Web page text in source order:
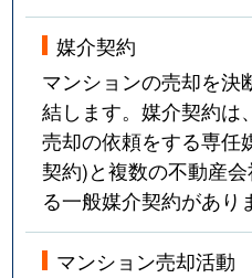
媒介契約
マンションの売却を決
結します。媒介契約は
売却の依頼をする専任
契約)と複数の不動産
る一般媒介契約があり
マンション売却活動